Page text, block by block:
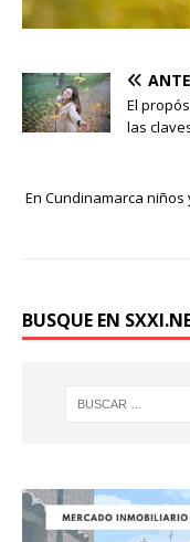
El
las
En Cundinamarca
BUSQUE EN